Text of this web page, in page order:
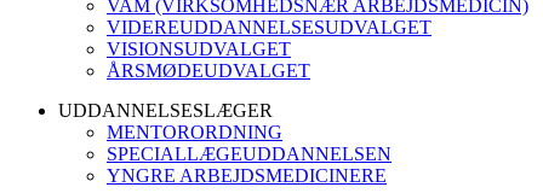
VAM (VIRKSOMHEDSNÆR ARBEJDSMEDICIN)
VIDEREUDDANNELSESUDVALGET
VISIONSUDVALGET
ÅRSMØDEUDVALGET
UDDANNELSESLÆGER
MENTORORDNING
SPECIALLÆGEUDDANNELSEN
YNGRE ARBEJDSMEDICINERE